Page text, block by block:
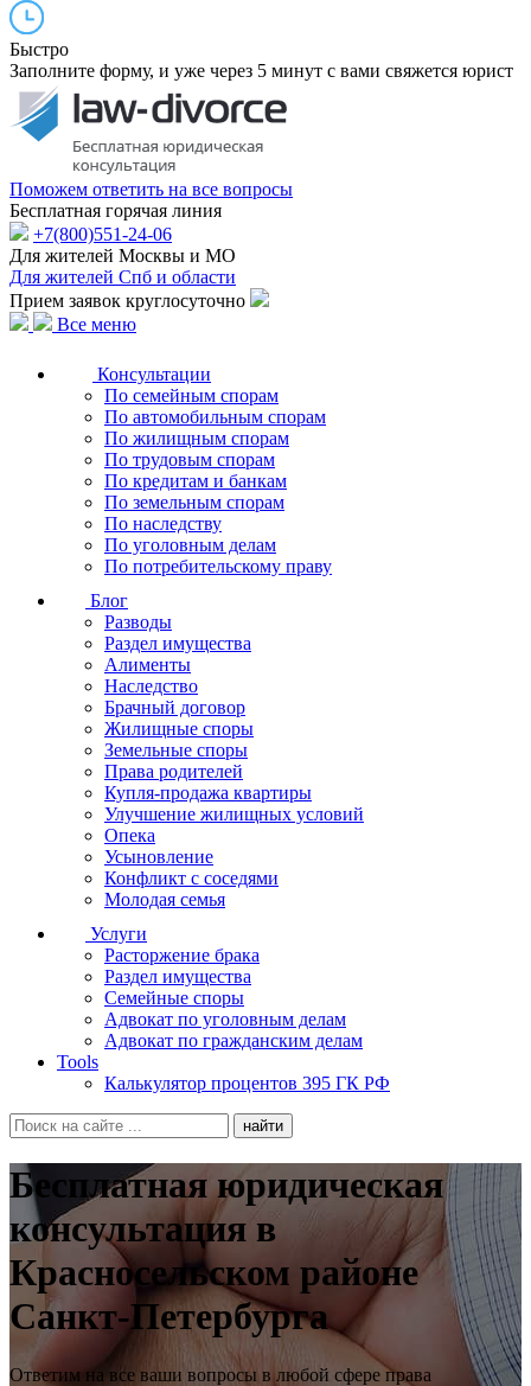
Быстро
Заполните форму, и уже через 5 минут с вами свяжется юрист
Поможем ответить на все вопросы
Бесплатная горячая линия
+7(800)551-24-06
Для жителей Москвы и МО
Для жителей Спб и области
Прием заявок круглосуточно
Все меню
Консультации
По семейным спорам
По автомобильным спорам
По жилищным спорам
По трудовым спорам
По кредитам и банкам
По земельным спорам
По наследству
По уголовным делам
По потребительскому праву
Блог
Разводы
Раздел имущества
Алименты
Наследство
Брачный договор
Жилищные споры
Земельные споры
Права родителей
Купля-продажа квартиры
Улучшение жилищных условий
Опека
Усыновление
Конфликт с соседями
Молодая семья
Услуги
Расторжение брака
Раздел имущества
Семейные споры
Адвокат по уголовным делам
Адвокат по гражданским делам
Tools
Калькулятор процентов 395 ГК РФ
Бесплатная юридическая
консультация в
Красносельском районе
Санкт-Петербурга
Ответим на все ваши вопросы в любой сфере права